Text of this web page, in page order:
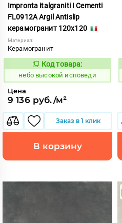
Impronta italgraniti I Cementi
FL0912A Argil Antislip
керамогранит 120x120
Материал:
Керамогранит
1111410
Код товара:
небо высокой исповеди
Цена
9 136 руб./м²
Заказ в 1 клик
В корзину